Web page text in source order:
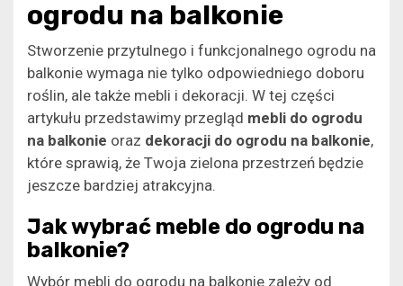
ogrodu na balkonie
Stworzenie przytulnego i funkcjonalnego ogrodu na
balkonie wymaga nie tylko odpowiedniego doboru
roślin, ale także mebli i dekoracji. W tej części
artykułu przedstawimy przegląd mebli do ogrodu
na balkonie oraz dekoracji do ogrodu na balkonie,
które sprawią, że Twoja zielona przestrzeń będzie
jeszcze bardziej atrakcyjna.
Jak wybrać meble do ogrodu na
balkonie?
Wybór mebli do ogrodu na balkonie zależy od